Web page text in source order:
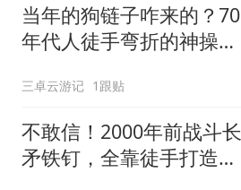
当年的狗链子咋来的？70
年代人徒手弯折的神操
三卓云游记 1跟贴
不敢信！2000年前战斗长
矛铁钉，全靠徒手打造？